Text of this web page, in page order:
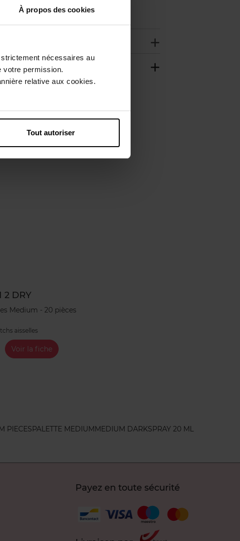
À propos des cookies
nécessaires au
votre permission.
relative aux cookies.
Tout autoriser
2 DRY
Medium - 20 pièces
aisselles
Voir la fiche
PIECESPALETTE MEDIUMMEDIUM DARKSPRAY 20 ML
Payez en toute sécurité